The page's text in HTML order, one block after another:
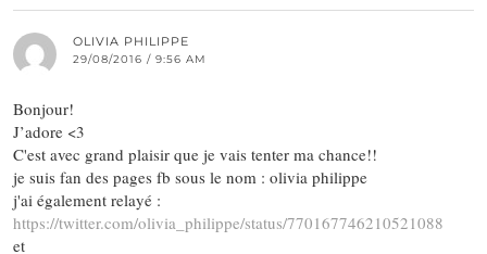
OLIVIA PHILIPPE
29/08/2016 / 9:56 AM
Bonjour!
J’adore <3
C'est avec grand plaisir que je vais tenter ma chance!!
je suis fan des pages fb sous le nom : olivia philippe
j'ai également relayé :
https://twitter.com/olivia_philippe/status/770167746210521088
et